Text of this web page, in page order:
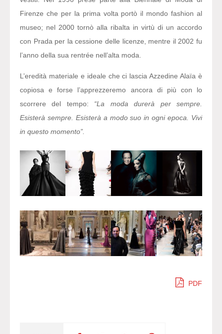
Firenze che per la prima volta portò il mondo fashion al
museo; nel 2000 tornò alla ribalta in virtù di un accordo
con Prada per la cessione delle licenze, mentre il 2002 fu
l’anno della sua rentrée nell’alta moda.
L’eredità materiale e ideale che ci lascia Azzedine Alaïa è
copiosa e forse l’apprezzeremo ancora di più con lo
scorrere del tempo: “La moda durerà per sempre.
Esisterà sempre. Esisterà a modo suo in ogni epoca. Vivi
in questo momento”.
PDF